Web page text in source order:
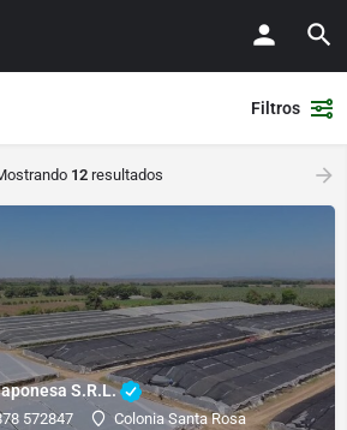
Filtros
12resultados
S.R.L.
572847 Colonia Santa Rosa